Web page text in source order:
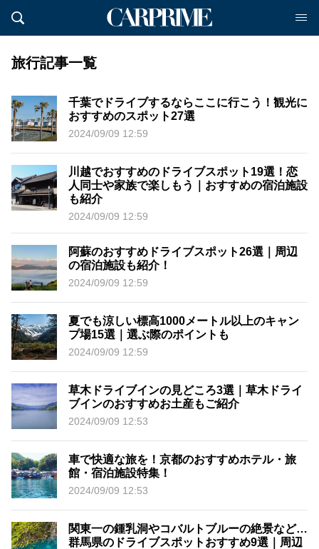
旅行記事一覧
千葉でドライブするならここに行こう！観光に
おすすめのスポット27選
2024/09/09 12:59
川越でおすすめのドライブスポット19選！恋
人同士や家族で楽しもう｜おすすめの宿泊施設
も紹介
2024/09/09 12:59
阿蘇のおすすめドライブスポット26選｜周辺
の宿泊施設も紹介！
2024/09/09 12:59
夏でも涼しい標高1000メートル以上のキャン
プ場15選｜選ぶ際のポイントも
2024/09/09 12:59
草木ドライブインの見どころ3選｜草木ドライ
ブインのおすすめお土産もご紹介
2024/09/09 12:53
車で快適な旅を！京都のおすすめホテル・旅
館・宿泊施設特集！
2024/09/09 12:53
関東一の鍾乳洞やコバルトブルーの絶景など…
群馬県のドライブスポットおすすめ9選｜周辺